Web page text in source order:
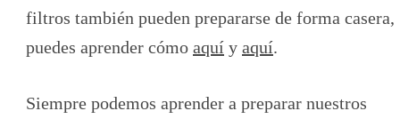
filtros también pueden prepararse de forma casera,
puedes aprender cómo aquí y aquí.
Siempre podemos aprender a preparar nuestros